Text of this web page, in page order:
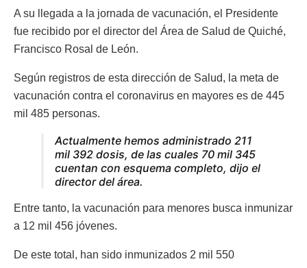
A su llegada a la jornada de vacunación, el Presidente
fue recibido por el director del Área de Salud de Quiché,
Francisco Rosal de León.
Según registros de esta dirección de Salud, la meta de
vacunación contra el coronavirus en mayores es de 445
mil 485 personas.
Actualmente hemos administrado 211
mil 392 dosis, de las cuales 70 mil 345
cuentan con esquema completo, dijo el
director del área.
Entre tanto, la vacunación para menores busca inmunizar
a 12 mil 456 jóvenes.
De este total, han sido inmunizados 2 mil 550